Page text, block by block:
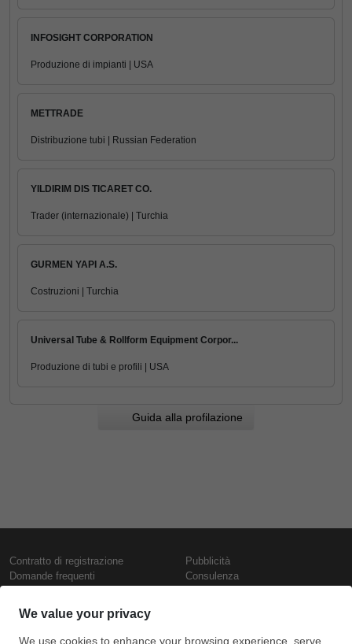
INFOSIGHT CORPORATION
Produzione di impianti | USA
METTRADE
Distribuzione tubi | Russian Federation
YILDIRIM DIS TICARET CO.
Trader (internazionale) | Turchia
GURMEN YAPI A.S.
Costruzioni | Turchia
Universal Tube & Rollform Equipment Corpor...
Produzione di tubi e profili | USA
Guida alla profilazione
Contratto di registrazione
Domande frequenti
Presentazione
Contattaci
Termini di utilizzo
Pubblicità
Consulenza